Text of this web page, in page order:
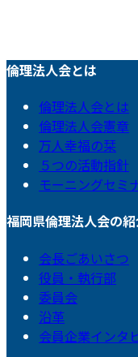
倫理法人会とは
倫理法人会とは
倫理法人会憲章
万人幸福の栞
５つの活動指針
モーニングセミ
福岡県倫理法人会の
会長ごあいさつ
役員・執行部
委員会
沿革
会員企業インタ